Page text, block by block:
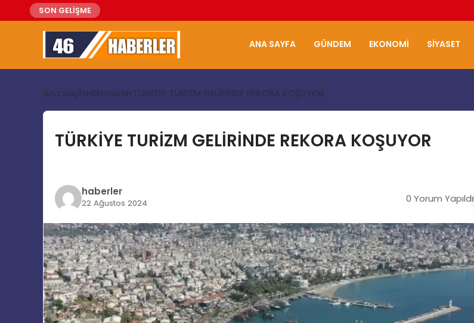
SON GELİŞME
ANA SAYFA GÜNDEM EKONOMI SIYASET
Ana Sayfa Ekonomi TÜRKİYE TURİZM GELİRİNDE REKORA KOŞUYOR
TÜRKİYE TURİZM GELİRİNDE REKORA KOŞUYOR
haberler
22 Ağustos 2024 0 Yorum Yapıldı